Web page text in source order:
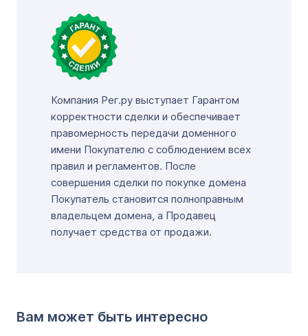
Компания Рег.ру выступает Гарантом
корректности сделки и обеспечивает
правомерность передачи доменного
имени Покупателю с соблюдением всех
правил и регламентов. После
совершения сделки по покупке домена
Покупатель становится полноправным
владельцем домена, а Продавец
получает средства от продажи.
Вам может быть интересно